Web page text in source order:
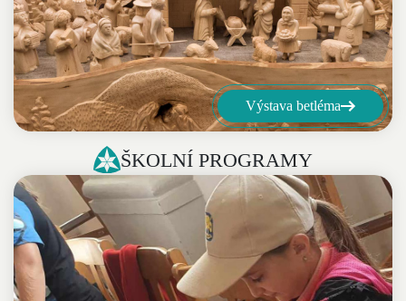
Výstava betléma
ŠKOLNÍ PROGRAMY